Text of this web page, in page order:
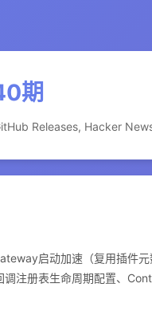
期
Releases, Hacker
启动加速（复用插件
注册表生命周期配置、